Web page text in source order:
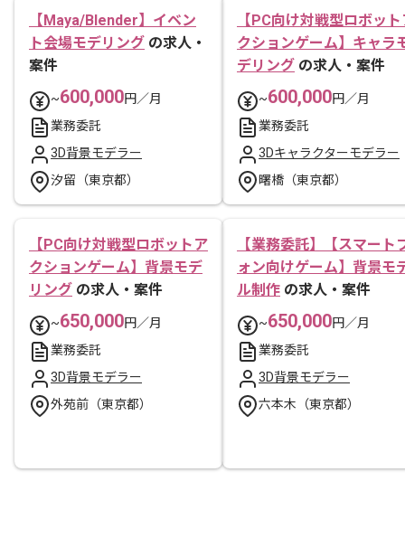
【Maya/Blender】イベン
ト会場モデリング の求人・
案件
~600,000円／月
業務委託
3D背景モデラー
汐留（東京都）
【PC向け対戦型ロボット
クションゲーム】キャラ
デリング の求人・案件
~600,000円／月
業務委託
3Dキャラクターモデラー
曙橋（東京都）
【PC向け対戦型ロボットア
クションゲーム】背景モデ
リング の求人・案件
~650,000円／月
業務委託
3D背景モデラー
外苑前（東京都）
【業務委託】【スマート
ォン向けゲーム】背景モ
ル制作 の求人・案件
~650,000円／月
業務委託
3D背景モデラー
六本木（東京都）